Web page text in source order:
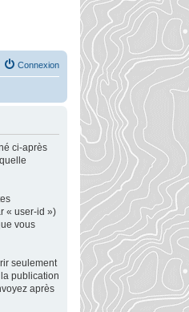
Connexion
ci-après
« user-id »)
vous
seulement
publication
après